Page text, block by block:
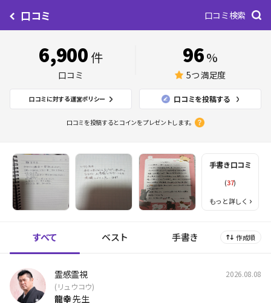
口コミ 口コミ検索
6,900 件
口コミ
口コミに対する運営ポリシー
96%
5つ 満足度
口コミを投稿する
口コミを投稿するとコインをプレゼントします。
手書き口コミ
(37)
もっと詳しく
すべて ベスト 手書き 作成順
霊感霊視 2026.08.08
(リュウコウ)
龍幸先生